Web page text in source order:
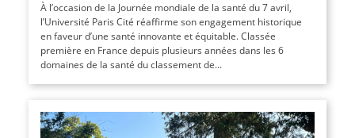
À l’occasion de la Journée mondiale de la santé du 7 avril,
l’Université Paris Cité réaffirme son engagement historique
en faveur d’une santé innovante et équitable. Classée
première en France depuis plusieurs années dans les 6
domaines de la santé du classement de...